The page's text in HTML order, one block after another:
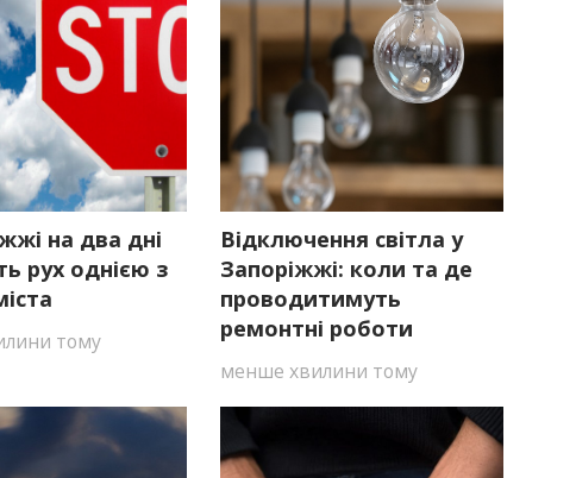
на два дні
рух однією з
тому
Відключення світла у
Запоріжжі: коли та де
проводитимуть
ремонтні роботи
менше хвилини тому